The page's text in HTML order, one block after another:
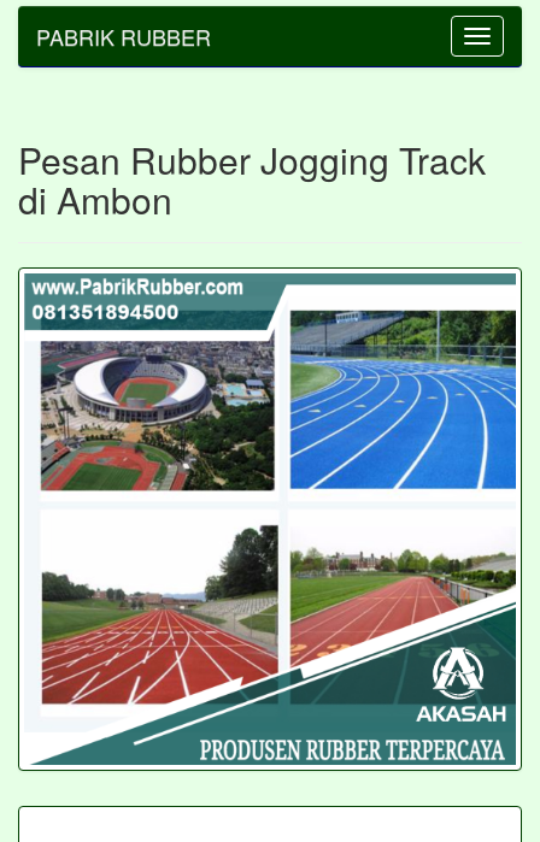
Toggle
PABRIK RUBBER
Pesan Rubber Jogging Track
di Ambon